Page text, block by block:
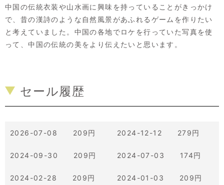
中国の伝統衣装や山水画に興味を持っていることがきっかけ
で、昔の漢詩のような自然風景があふれるゲームを作りたい
と考えていました。中国の各地でロケを行っていた写真を使
って、中国の伝統の美をより伝えたいと思います。
セール履歴
2026-07-08 209円 2024-12-12 279円
2024-09-30 209円 2024-07-03 174円
2024-02-28 209円 2024-01-03 209円